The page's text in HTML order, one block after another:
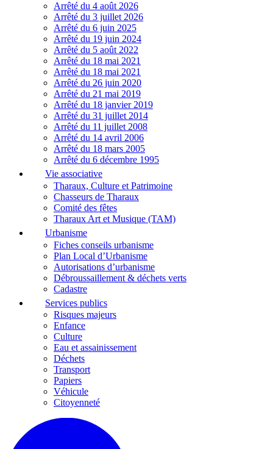
Arrêté du 4 août 2026
Arrêté du 3 juillet 2026
Arrêté du 6 juin 2025
Arrêté du 19 juin 2024
Arrêté du 5 août 2022
Arrêté du 18 mai 2021
Arrêté du 18 mai 2021
Arrêté du 26 juin 2020
Arrêté du 21 mai 2019
Arrêté du 18 janvier 2019
Arrêté du 31 juillet 2014
Arrêté du 11 juillet 2008
Arrêté du 14 avril 2006
Arrêté du 18 mars 2005
Arrêté du 6 décembre 1995
Vie associative
Tharaux, Culture et Patrimoine
Chasseurs de Tharaux
Comité des fêtes
Tharaux Art et Musique (TAM)
Urbanisme
Fiches conseils urbanisme
Plan Local d’Urbanisme
Autorisations d’urbanisme
Débroussaillement & déchets verts
Cadastre
Services publics
Risques majeurs
Enfance
Culture
Eau et assainissement
Déchets
Transport
Papiers
Véhicule
Citoyenneté